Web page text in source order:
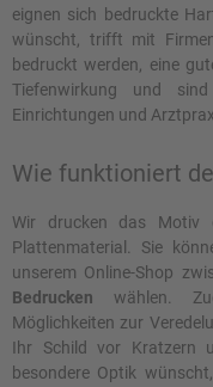
eignen sich bedruckte
wünscht, trifft mit Firmenschildern aus
bedruckt werden, eine gute Wahl. Sie punkten
Tiefenwirkung und sind ein Blickfang für Büros,
Einrichtungen und
Wie funktioniert
Wir drucken das Motiv
Plattenmaterial. Sie
unserem Online-Shop
Bedrucken wählen.
Möglichkeiten zur Veredelung. So
Ihr Schild vor Kratzern und anderen
besondere Optik wünscht, kann glänzenden oder